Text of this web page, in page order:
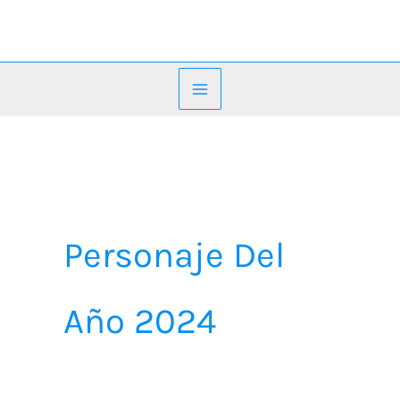
contenido
Personaje Del
Año 2024